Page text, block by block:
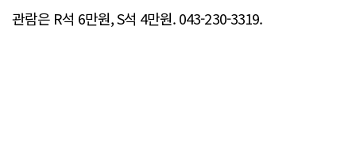
관람은 R석 6만원, S석 4만원. 043-230-3319.